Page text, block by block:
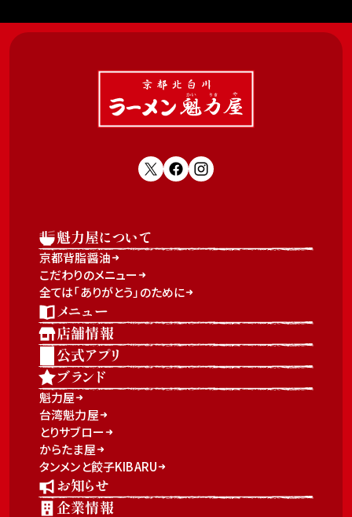
魁力屋について
京都背脂醤油
こだわりのメニュー
全ては「ありがとう」のために
メニュー
店舗情報
公式アプリ
ブランド
魁力屋
台湾魁力屋
とりサブロー
からたま屋
タンメンと餃子KIBARU
お知らせ
企業情報